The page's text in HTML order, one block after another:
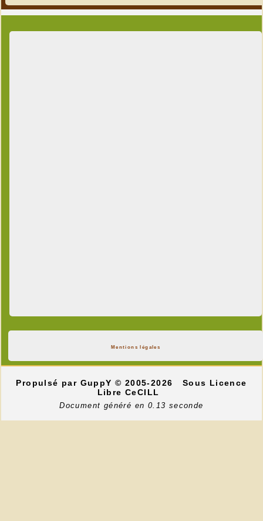
Mentions légales
Propulsé par GuppY© 2005-2026
Sous Licence
Libre CeCILL
Document généré en 0.13 seconde